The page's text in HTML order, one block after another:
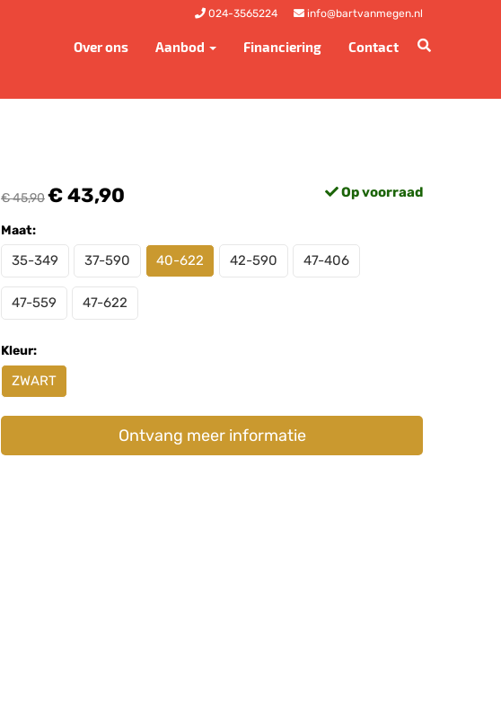
024-3565224 info@bartvanmegen.nl
Over ons Aanbod Financiering Contact
€ 45,90€ 43,90 Op voorraad
Maat:
35-349 37-590 40-622 42-590 47-406
47-559 47-622
Kleur:
ZWART
Ontvang meer informatie